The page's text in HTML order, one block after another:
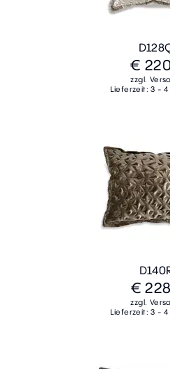
€
zzgl.
Lieferzeit: 3 - 4
€
zzgl.
Lieferzeit: 3 - 4